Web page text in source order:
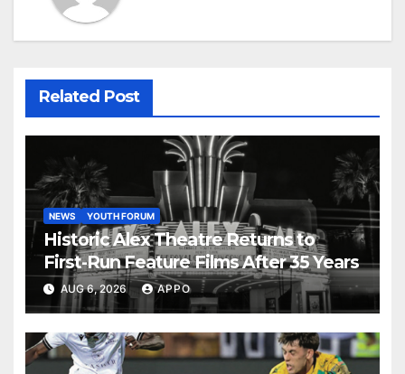
Related Post
NEWS YOUTH FORUM
Historic Alex Theatre Returns to
First-Run Feature Films After 35 Years
AUG 6, 2026 APPO